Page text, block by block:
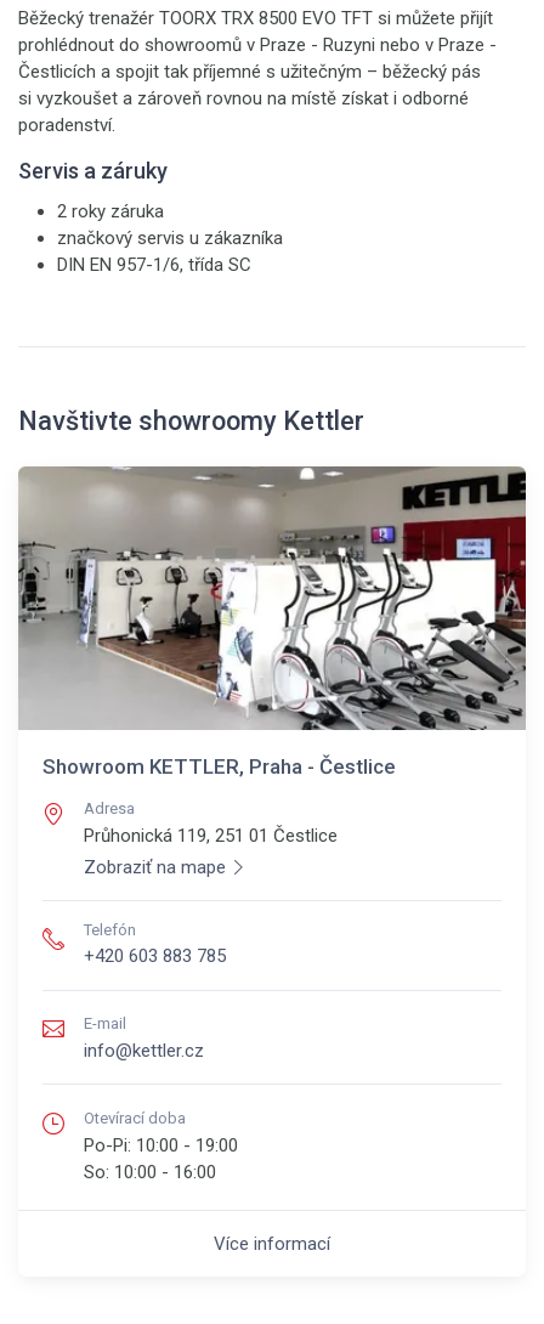
Běžecký trenažér TOORX TRX 8500 EVO TFT si můžete přijít
prohlédnout do showroomů v Praze - Ruzyni nebo v Praze -
Čestlicích a spojit tak příjemné s užitečným – běžecký pás
si vyzkoušet a zároveň rovnou na místě získat i odborné
poradenství.
Servis a záruky
2 roky záruka
značkový servis u zákazníka
DIN EN 957-1/6, třída SC
Navštivte showroomy Kettler
Showroom KETTLER, Praha - Čestlice
Adresa
Průhonická 119, 251 01 Čestlice
Zobraziť na mape
Telefón
+420 603 883 785
E-mail
info@kettler.cz
Otevírací doba
Po-Pi: 10:00 - 19:00
So: 10:00 - 16:00
Více informací